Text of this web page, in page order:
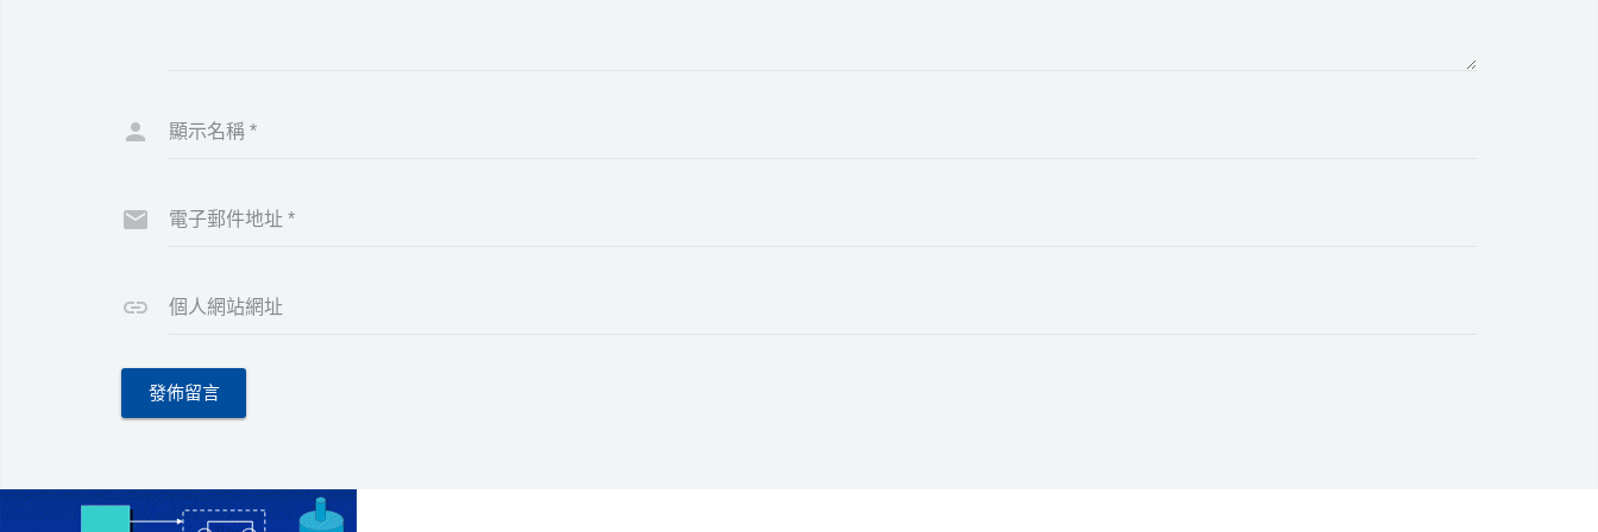
顯示名稱 *
電子郵件地址 *
個人網站網址